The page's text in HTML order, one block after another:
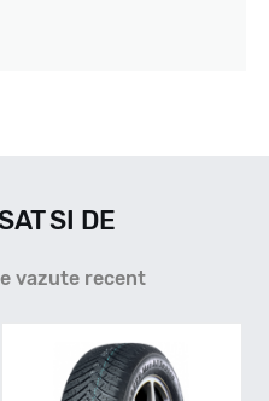
SI DE
vazute recent